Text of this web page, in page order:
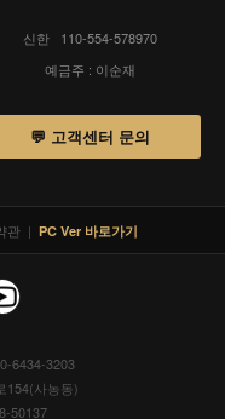
신한 110-554-578970
예금주 : 이순재
💬 고객센터 문의
관 | PC Ver 바로가기
6434-3203
154(사농동)
50137